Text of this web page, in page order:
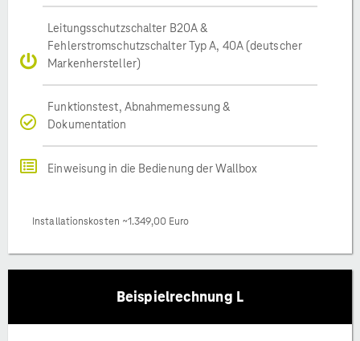
Leitungsschutzschalter B20A &
Fehlerstromschutzschalter Typ A, 40A (deutscher
Markenhersteller)
Funktionstest, Abnahmemessung &
Dokumentation
Einweisung in die Bedienung der Wallbox
Installationskosten ~1.349,00 Euro
Beispielrechnung L